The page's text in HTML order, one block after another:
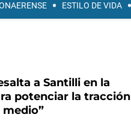
ESTILO DE VIDA
a Santilli en la
potenciar la tracción
medio”